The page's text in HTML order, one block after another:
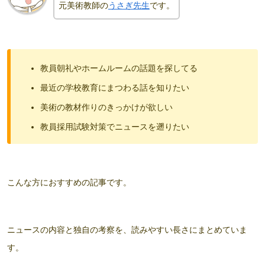
元美術教師のうさぎ先生です。
教員朝礼やホームルームの話題を探してる
最近の学校教育にまつわる話を知りたい
美術の教材作りのきっかけが欲しい
教員採用試験対策でニュースを遡りたい
こんな方におすすめの記事です。
ニュースの内容と独自の考察を、読みやすい長さにまとめていま
す。